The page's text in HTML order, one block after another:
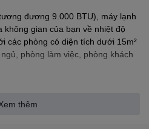
đương 9.000 BTU), máy lạnh
không gian của bạn về nhiệt độ
các phòng có diện tích dưới 15m²
phòng làm việc, phòng khách
thêm